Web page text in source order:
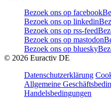
Bezoek ons op facebook
Bezoek ons op linkedin
Bezoek ons op rss-feed
Bezoek ons op mastodon
Bezoek ons op bluesky
© 2026 Euractiv DE
Datenschutzerklärung
Allgemeine
Handelsbedingungen